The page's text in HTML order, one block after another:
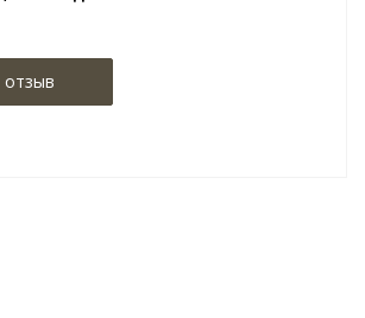
отзыв